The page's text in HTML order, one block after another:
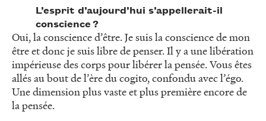
L’esprit d’aujourd’hui s’appellerait-il
conscience ?
Oui, la conscience d’être. Je suis la conscience de mon
être et donc je suis libre de penser. Il y a une libération
impérieuse des corps pour libérer la pensée. Vous êtes
allés au bout de l’ère du cogito, confondu avec l’égo.
Une dimension plus vaste et plus première encore de
la pensée.